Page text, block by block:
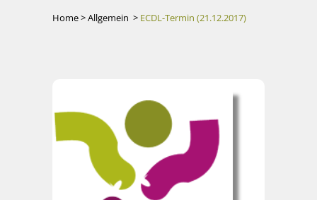
Home>Allgemein > ECDL-Termin (21.12.2017)